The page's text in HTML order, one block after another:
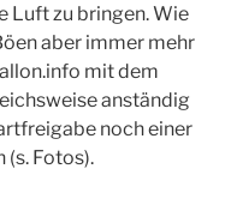
Luft zu bringen. Wie
aber immer mehr
mit dem
anständig
noch einer
(s. Fotos).